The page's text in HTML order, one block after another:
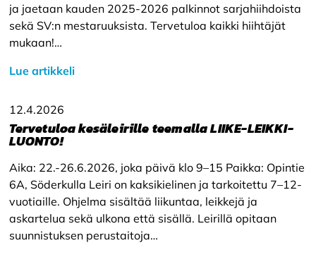
ja jaetaan kauden 2025-2026 palkinnot sarjahiihdoista
sekä SV:n mestaruuksista. Tervetuloa kaikki hiihtäjät
mukaan!…
Lue artikkeli
12.4.2026
Tervetuloa kesäleirille teemalla LIIKE-LEIKKI-
LUONTO!
Aika: 22.-26.6.2026, joka päivä klo 9–15 Paikka: Opintie
6A, Söderkulla Leiri on kaksikielinen ja tarkoitettu 7–12-
vuotiaille. Ohjelma sisältää liikuntaa, leikkejä ja
askartelua sekä ulkona että sisällä. Leirillä opitaan
suunnistuksen perustaitoja…